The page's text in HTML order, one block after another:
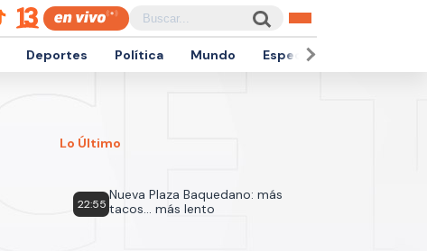
Deportes Política Mundo Espectáculos
Lo Último
22:55
Nueva Plaza Baquedano: más
tacos... más lento